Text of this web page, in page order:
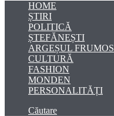
HOME
ȘTIRI
POLITICĂ
ȘTEFĂNEȘTI
ARGEȘUL FRUMOS
CULTURĂ
FASHION
MONDEN
PERSONALITĂȚI
Căutare